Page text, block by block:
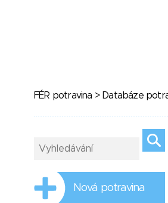
FÉR potravina > Databáze
Nová potravina